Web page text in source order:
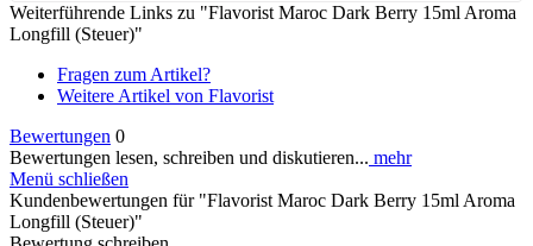
Weiterführende Links zu "Flavorist Maroc Dark Berry 15ml Aroma
Longfill (Steuer)"
Fragen zum Artikel?
Weitere Artikel von Flavorist
Bewertungen 0
Bewertungen lesen, schreiben und diskutieren... mehr
Menü schließen
Kundenbewertungen für "Flavorist Maroc Dark Berry 15ml Aroma
Longfill (Steuer)"